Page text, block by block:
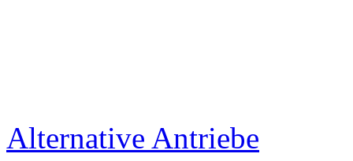
Alternative Antriebe